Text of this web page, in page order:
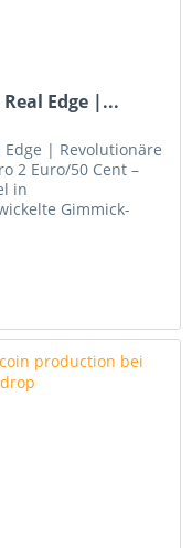
Edge |...
Edge | Revolutionäre
2 Euro/50 Cent –
in
Gimmick-